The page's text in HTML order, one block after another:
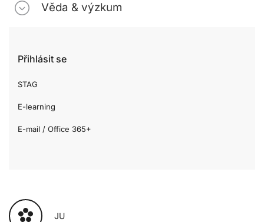
Věda & výzkum
Přihlásit se
STAG
E-learning
E-mail / Office 365+
JU